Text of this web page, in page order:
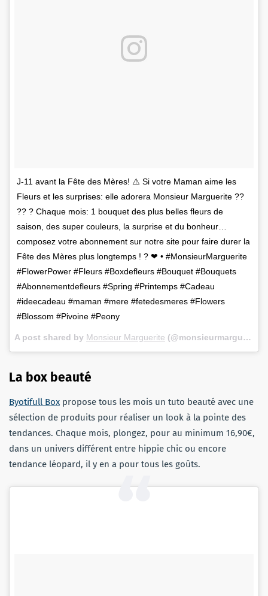
J-11 avant la Fête des Mères! ⚠️ Si votre Maman aime les
Fleurs et les surprises: elle adorera Monsieur Marguerite ??
?? ? Chaque mois: 1 bouquet des plus belles fleurs de
saison, des super couleurs, la surprise et du bonheur…
composez votre abonnement sur notre site pour faire durer la
Fête des Mères plus longtemps ! ? ❤ • #MonsieurMarguerite
#FlowerPower #Fleurs #Boxdefleurs #Bouquet #Bouquets
#Abonnementdefleurs #Spring #Printemps #Cadeau
#ideecadeau #maman #mere #fetedesmeres #Flowers
#Blossom #Pivoine #Peony
A post shared by Monsieur Marguerite (@monsieurmarguerite) on
La box beauté
Byotifull Box propose tous les mois un tuto beauté avec une
sélection de produits pour réaliser un look à la pointe des
tendances. Chaque mois, plongez, pour au minimum 16,90€,
dans un univers différent entre hippie chic ou encore
tendance léopard, il y en a pour tous les goûts.